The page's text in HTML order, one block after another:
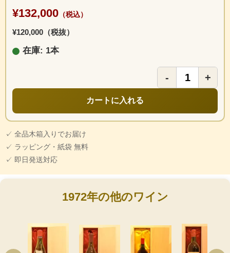
¥132,000 （税込）
¥120,000（税抜）
在庫: 1本
- +
カートに入れる
✓ 全品木箱入りでお届け
✓ ラッピング・紙袋 無料
✓ 即日発送対応
1972年の他のワイン